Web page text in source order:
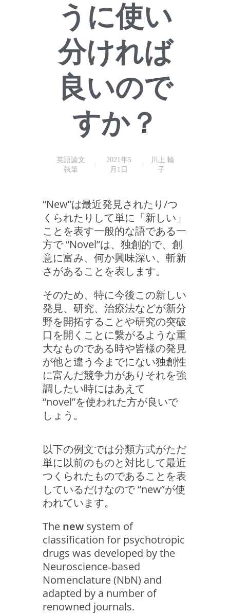
うに使い
分ければ
良いので
すか？
2021年5
月1日
川上 輪
子
英語論文
執筆
“New”は最近発見されたり/つ
くられたりして単に「新しい」
ことを表す一般的な語である一
方で “Novel”は、独創的で、創
意に富み、何か興味深い、斬新
さがあることを表します。
そのため、特に今後この新しい
発見、研究、治療法などが新分
野を開拓することや研究の突破
口を開くことに繋がるような重
大なものである時や皆様の発見
が他と違う今までにない独創性
に富んだ競争力がありそれを強
調したい時にはあえて
“novel”を使われた方が良いで
しょう。
以下の例文では分類方式がただ
単に以前のものと対比して最近
つくられたものであることを表
しているだけなので “new”が使
われています。
The newsystem of
classification for psychotropic
drugs was developed by the
Neuroscience‐based
Nomenclature (NbN) and
adapted by a number of
renowned journals.